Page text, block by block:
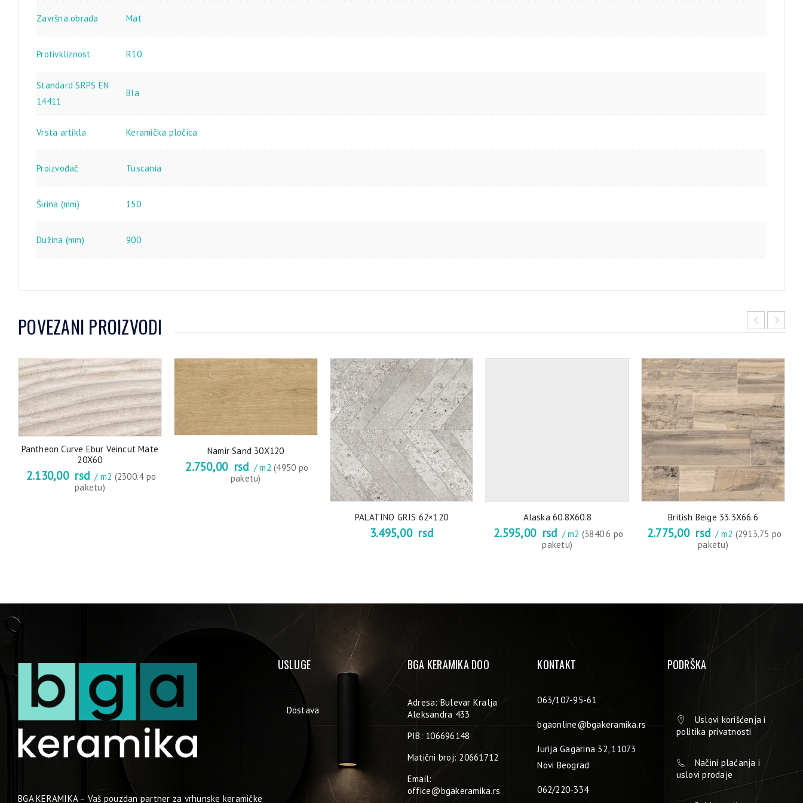
Završna obrada Mat
Protivkliznost R10
Standard SRPS EN
14411
BIa
Vrsta artikla Keramička pločica
Proizvođač Tuscania
Širina (mm) 150
Dužina (mm) 900
POVEZANI PROIZVODI
Pantheon Curve Ebur Veincut Mate
20X60
2.130,00 rsd / m2 (2300.4 po
paketu)
Namir Sand 30X120
2.750,00 rsd / m2(4950 po
paketu)
PALATINO GRIS 62×120
3.495,00 rsd
Alaska 60.8X60.8
2.595,00 rsd / m2 (3840.6 po
paketu)
British Beige 33.3X66.6
2.775,00 rsd / m2 (2913.75 po
paketu)
BGA KERAMIKA – Vaš pouzdan partner za vrhunske keramičke
USLUGE
Dostava
BGA KERAMIKA DOO
Adresa: Bulevar Kralja
Aleksandra 433
PIB: 106696148
Matični broj: 20661712
Email:
office@bgakeramika.rs
KONTAKT
063/107-95-61
bgaonline@bgakeramika.rs
Jurija Gagarina 32, 11073
Novi Beograd
062/220-334
PODRŠKA
Uslovi korišćenja i
politika privatnosti
Načini plaćanja i
uslovi prodaje